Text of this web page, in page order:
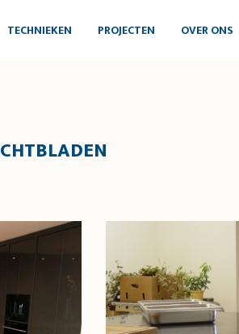
TECHNIEKEN PROJECTEN OVER ONS